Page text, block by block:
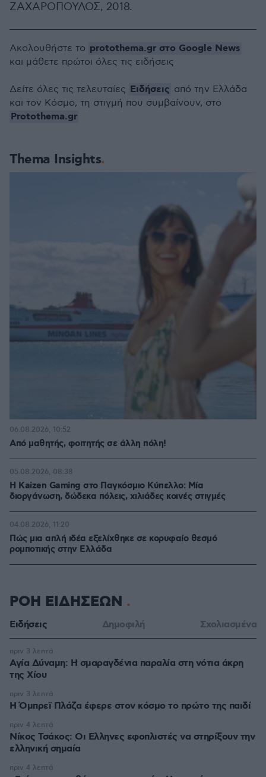
ΖΑΧΑΡΟΠΟΥΛΟΣ, 2018.
Thema Insights
Από μαθητής, φοιτητής σε άλλη πόλη!
06.08.2026, 10:52
H Kaizen Gaming στο Παγκόσμιο Kύπελλο: Μία
διοργάνωση, δώδεκα πόλεις, χιλιάδες κοινές στιγμές
05.08.2026, 08:38
Πώς μια απλή ιδέα εξελίχθηκε σε κορυφαίο θεσμό
ρομποτικής στην Ελλάδα
04.08.2026, 11:20
Ακολουθήστε το protothema.gr στο Google News
και μάθετε πρώτοι όλες τις ειδήσεις
Δείτε όλες τις τελευταίες Ειδήσεις από την Ελλάδα
και τον Κόσμο, τη στιγμή που συμβαίνουν, στο
Protothema.gr
ΡΟΗ ΕΙΔΗΣΕΩΝ
Ειδήσεις Δημοφιλή Σχολιασμένα
Αγία Δύναμη: H σμαραγδένια παραλία στη νότια άκρη
της Χίου
πριν 3 λεπτά
Η Όμπρεϊ Πλάζα έφερε στον κόσμο το πρώτο της παιδί
πριν 3 λεπτά
Νίκος Τσάκος: Οι Ελληνες εφοπλιστές να στηρίξουν την
ελληνική σημαία
πριν 4 λεπτά
πριν 4 λεπτά